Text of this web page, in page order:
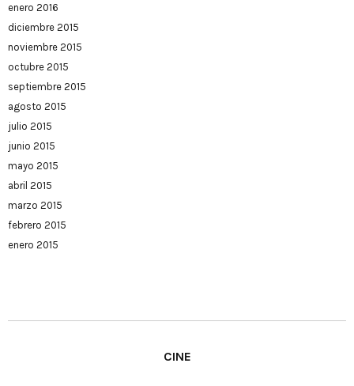
enero 2016
diciembre 2015
noviembre 2015
octubre 2015
septiembre 2015
agosto 2015
julio 2015
junio 2015
mayo 2015
abril 2015
marzo 2015
febrero 2015
enero 2015
CINE